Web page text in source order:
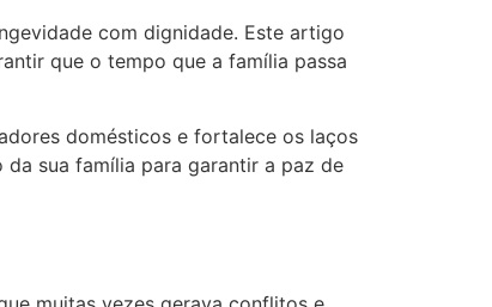
com dignidade. Este artigo
que o tempo que a família passa
domésticos e fortalece os laços
sua família para garantir a paz de